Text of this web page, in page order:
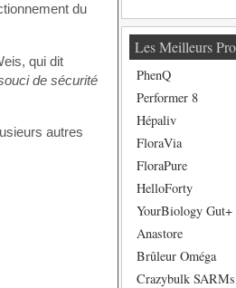
du
qui dit
de sécurité
autres
Les Meilleurs
PhenQ
Performer 8
Hépaliv
FloraVia
FloraPure
HelloForty
YourBiology Gut+
Anastore
Brûleur Oméga
Crazybulk SARMs